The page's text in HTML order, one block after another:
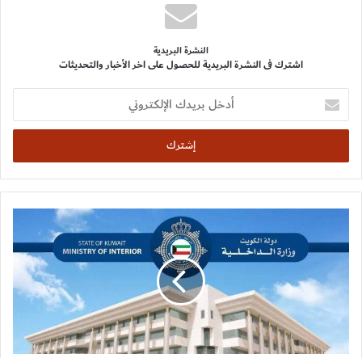
النشرة البريدية
اشترك فى النشرة البريدية للحصول على اخر الأخبار والتحديثات
أدخل
بريدك
الإلكتروني